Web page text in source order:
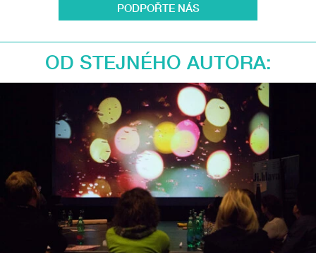
PODPOŘTE NÁS
OD STEJNÉHO AUTORA: